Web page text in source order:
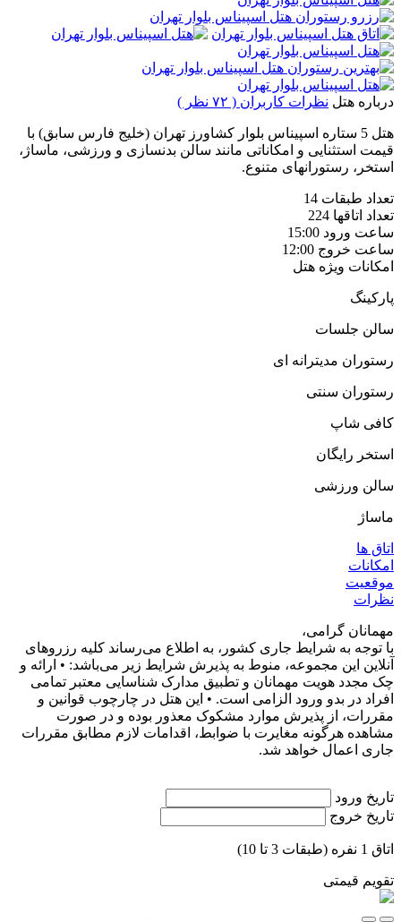
درباره هتل نظرات کاربران ( ۷۲ نظر )
هتل 5 ستاره اسپیناس بلوار کشاورز تهران (خلیج فارس سابق) با
قیمت استثنایی و امکاناتی مانند سالن بدنسازی و ورزشی، ماساژ،
استخر، رستورانهای متنوع.
تعداد طبقات 14
تعداد اتاقها 224
ساعت ورود 15:00
ساعت خروج 12:00
امکانات ویژه هتل
پارکینگ
سالن جلسات
رستوران مدیترانه ای
رستوران سنتی
کافی شاپ
استخر رایگان
سالن ورزشی
ماساژ
اتاق ها
امکانات
موقعیت
نظرات
مهمانان گرامی،
با توجه به شرایط جاری کشور، به اطلاع می‌رساند کلیه رزروهای
آنلاین این مجموعه، منوط به پذیرش شرایط زیر می‌باشد: • ارائه و
چک مجدد هویت مهمانان و تطبیق مدارک شناسایی معتبر تمامی
افراد در بدو ورود الزامی است. • این هتل در چارچوب قوانین و
مقررات، از پذیرش موارد مشکوک معذور بوده و در صورت
مشاهده هرگونه مغایرت با ضوابط، اقدامات لازم مطابق مقررات
جاری اعمال خواهد شد.
تاریخ ورود
تاریخ خروج
اتاق 1 نفره (طبقات 3 تا 10)
تقویم قیمتی